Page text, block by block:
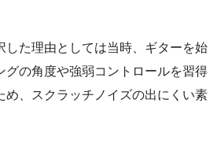
した理由としては当時、ギターを始
グの角度や強弱コントロールを習得
め、スクラッチノイズの出にくい素